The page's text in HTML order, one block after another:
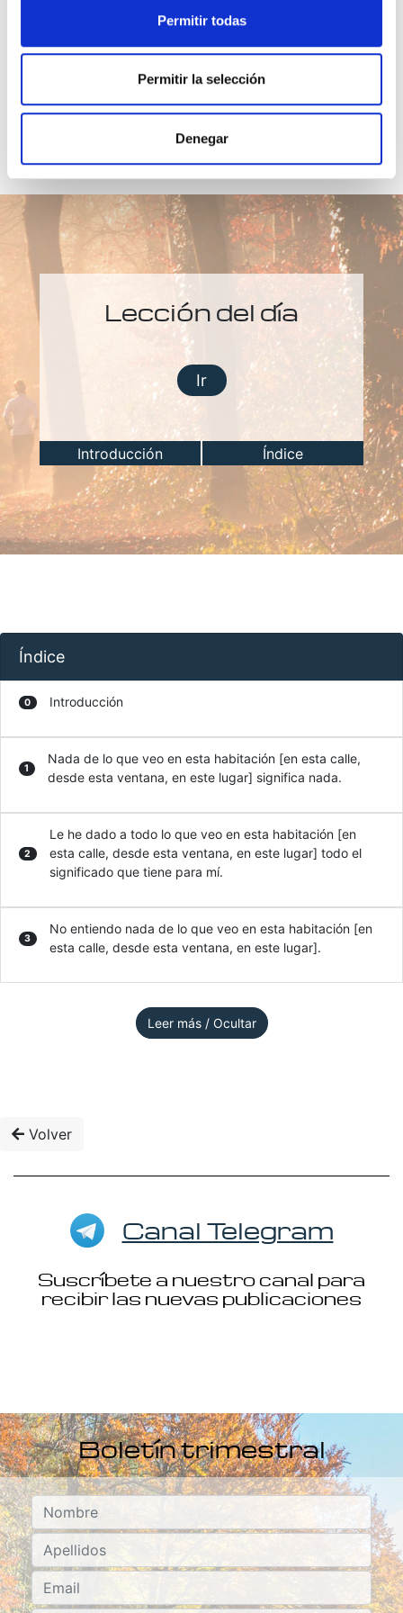
Permitir todas
Permitir la selección
Denegar
Lección del día
Ir
Introducción Índice
Índice
0 Introducción
1
Nada de lo que veo en esta habitación [en esta calle,
desde esta ventana, en este lugar] significa nada.
2
Le he dado a todo lo que veo en esta habitación [en
esta calle, desde esta ventana, en este lugar] todo el
significado que tiene para mí.
3
No entiendo nada de lo que veo en esta habitación [en
esta calle, desde esta ventana, en este lugar].
Leer más / Ocultar
Volver
Canal Telegram
Suscríbete a nuestro canal para
recibir las nuevas publicaciones
Boletín trimestral